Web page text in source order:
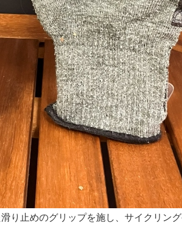
り止めのグリップを施し、サイクリン